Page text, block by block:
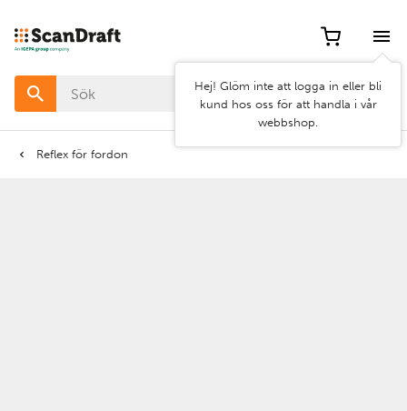
Hej! Glöm inte att logga in eller bli
kund hos oss för att handla i vår
webbshop.
Reflex för fordon
Filter
Färg